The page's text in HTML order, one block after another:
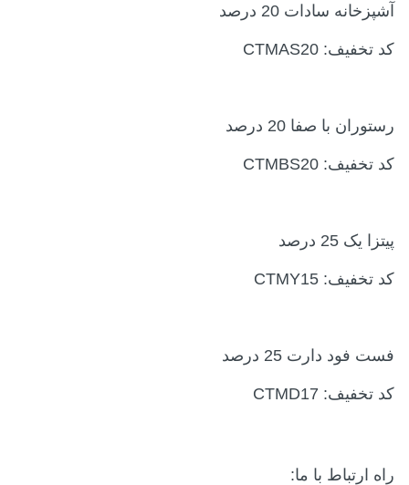
آشپزخانه سادات 20 درصد
کد تخفیف: CTMAS20
رستوران با صفا 20 درصد
کد تخفیف: CTMBS20
پیتزا یک 25 درصد
کد تخفیف: CTMY15
فست فود دارت 25 درصد
کد تخفیف: CTMD17
راه ارتباط با ما: